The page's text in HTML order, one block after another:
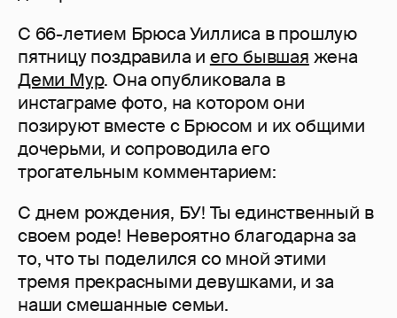
С 66-летием Брюса Уиллиса в прошлую
пятницу поздравила и его бывшая жена
Деми Мур. Она опубликовала в
инстаграме фото, на котором они
позируют вместе с Брюсом и их общими
дочерьми, и сопроводила его
трогательным комментарием:
С днем рождения, БУ! Ты единственный в
своем роде! Невероятно благодарна за
то, что ты поделился со мной этими
тремя прекрасными девушками, и за
наши смешанные семьи.